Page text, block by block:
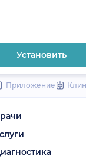
Установить
Приложение